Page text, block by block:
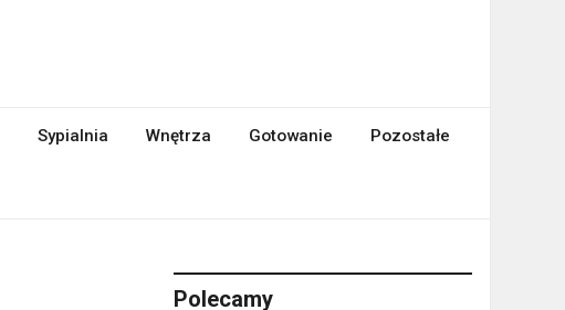
Sypialnia Wnętrza Gotowanie Pozostałe
Polecamy